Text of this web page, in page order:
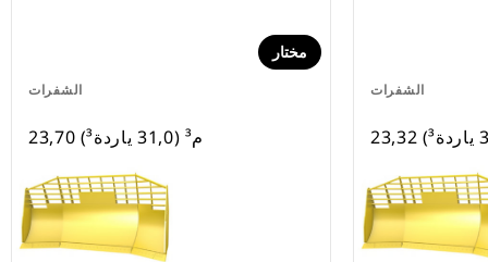
الشفرات
مختار
23,70 م³ (31,0 ياردة³)
الشفرات